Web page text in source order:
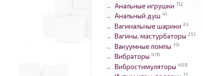
→ Анальные игрушки 712
→ Анальный душ 41
→ Вагинальные шарики 33
→ Вагины, мастурбаторы 251
→ Вакуумные помпы 39
→ Вибраторы 478
→ Вибростимуляторы 409
17